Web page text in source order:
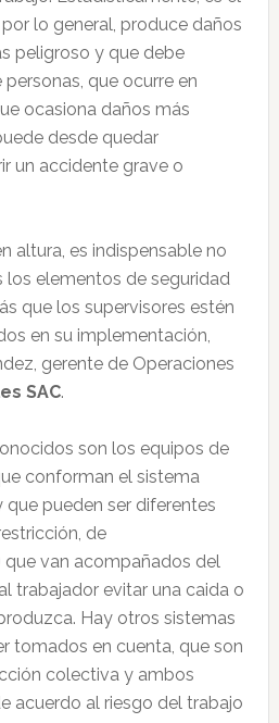
lo general, produce daños
peligroso y que debe
que ocurre en
ocasiona daños más
desde quedar
un accidente grave o
altura, es indispensable no
elementos de seguridad
que los supervisores estén
en su implementación,
gerente de Operaciones
SAC.
son los equipos de
conforman el sistema
pueden ser diferentes
de
que van acompañados del
trabajador evitar una caida o
Hay otros sistemas
tomados en cuenta, que son
colectiva y ambos
acuerdo al riesgo del trabajo